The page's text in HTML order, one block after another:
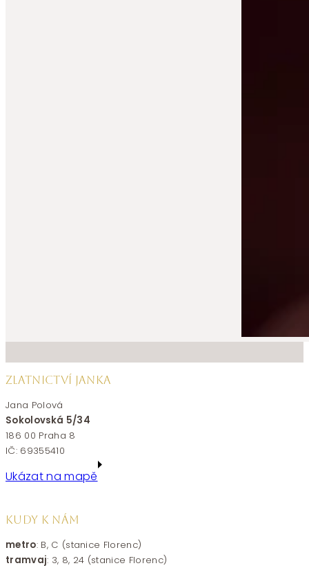
ZLATNICTVÍ JANKA
Jana Polová
Sokolovská 5/34
186 00 Praha 8
IČ: 69355410
Ukázat na mapě
KUDY K NÁM
metro: B, C (stanice Florenc)
tramvaj: 3, 8, 24 (stanice Florenc)